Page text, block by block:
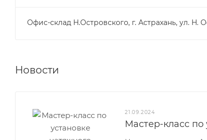
Офис-склад Н.Островского, г. Астрахань, ул. Н.
Новости
21.09.2024
Мастер-класс по